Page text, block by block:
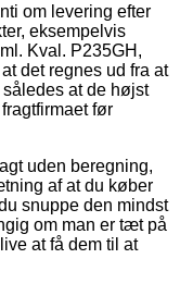
om levering efter
eksempelvis
Kval. P235GH,
det regnes ud fra at
at de højst
før
uden beregning,
af at du køber
snuppe den mindst
om man er tæt på
at få dem til at